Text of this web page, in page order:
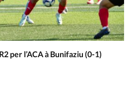
per l’ACA à Bunifaziu (0-1)